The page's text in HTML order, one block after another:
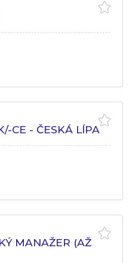
CE - ČESKÁ LÍPA
MANAŽER (AŽ